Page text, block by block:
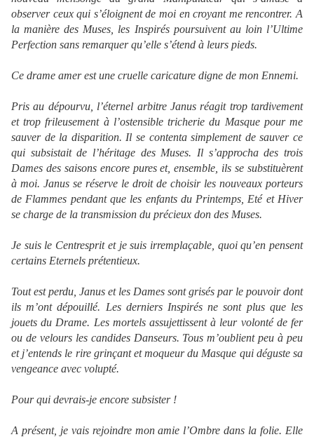
observer ceux qui s’éloignent de moi en croyant me rencontrer. A
la manière des Muses, les Inspirés poursuivent au loin l’Ultime
Perfection sans remarquer qu’elle s’étend à leurs pieds.
Ce drame amer est une cruelle caricature digne de mon Ennemi.
Pris au dépourvu, l’éternel arbitre Janus réagit trop tardivement
et trop frileusement à l’ostensible tricherie du Masque pour me
sauver de la disparition. Il se contenta simplement de sauver ce
qui subsistait de l’héritage des Muses. Il s’approcha des trois
Dames des saisons encore pures et, ensemble, ils se substituèrent
à moi. Janus se réserve le droit de choisir les nouveaux porteurs
de Flammes pendant que les enfants du Printemps, Eté et Hiver
se charge de la transmission du précieux don des Muses.
Je suis le Centresprit et je suis irremplaçable, quoi qu’en pensent
certains Eternels prétentieux.
Tout est perdu, Janus et les Dames sont grisés par le pouvoir dont
ils m’ont dépouillé. Les derniers Inspirés ne sont plus que les
jouets du Drame. Les mortels assujettissent à leur volonté de fer
ou de velours les candides Danseurs. Tous m’oublient peu à peu
et j’entends le rire grinçant et moqueur du Masque qui déguste sa
vengeance avec volupté.
Pour qui devrais-je encore subsister !
A présent, je vais rejoindre mon amie l’Ombre dans la folie. Elle